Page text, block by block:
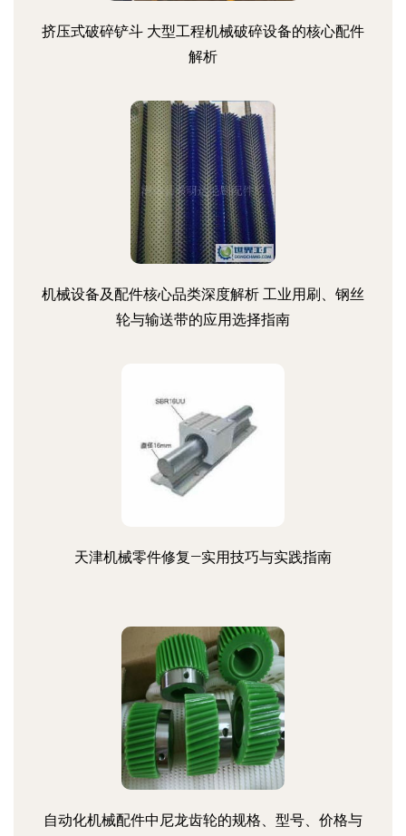
挤压式破碎铲斗 大型工程机械破碎设备的核心配件
解析
机械设备及配件核心品类深度解析 工业用刷、钢丝
轮与输送带的应用选择指南
天津机械零件修复—实用技巧与实践指南
自动化机械配件中尼龙齿轮的规格、型号、价格与